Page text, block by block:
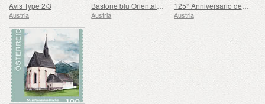
Avis Type 2/3
Austria
Bastone blu Orientale - Polyommatus Damon
Austria
125° Anniversario della Scoperta dei Gruppi Sanguigni
Austria